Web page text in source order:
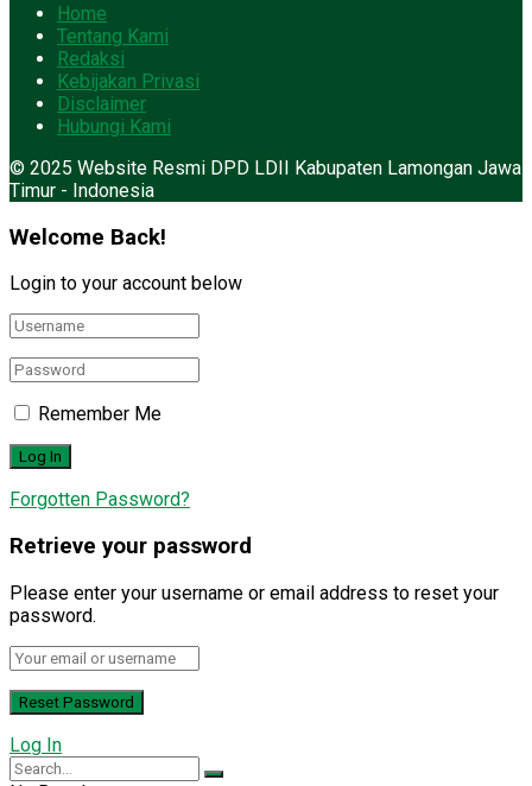
Home
Tentang Kami
Redaksi
Kebijakan Privasi
Disclaimer
Hubungi Kami
© 2025 Website Resmi DPD LDII Kabupaten Lamongan Jawa
Timur - Indonesia
Welcome Back!
Login to your account below
Remember Me
Forgotten Password?
Retrieve your password
Please enter your username or email address to reset your
password.
Log In